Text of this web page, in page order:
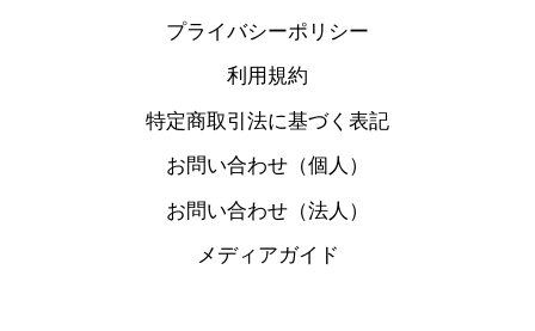
プライバシーポリシー
利用規約
特定商取引法に基づく表記
お問い合わせ（個人）
お問い合わせ（法人）
メディアガイド